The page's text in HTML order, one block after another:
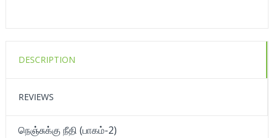
DESCRIPTION
REVIEWS
நெஞ்சுக்கு நீதி (பாகம்-2)